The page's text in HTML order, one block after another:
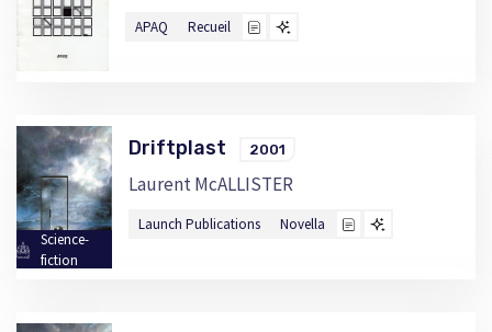
APAQ Recueil
Science-
fiction
Driftplast 2001
Laurent McALLISTER
Launch Publications Novella